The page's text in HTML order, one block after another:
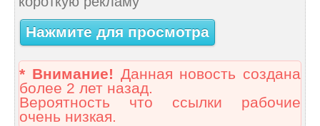
Нажмите для просмотра
* Внимание! Данная новость создана
более 2 лет назад.
Вероятность что ссылки рабочие
очень низкая.